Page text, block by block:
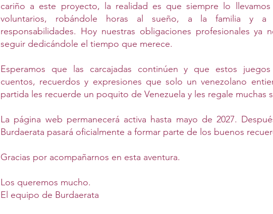
cariño a este proyecto, la realidad es que siempre lo
voluntarios, robándole horas al sueño, a la familia y a
responsabilidades. Hoy nuestras obligaciones profesionales ya
seguir dedicándole el tiempo que merece.
Esperamos que las carcajadas continúen y que estos
cuentos, recuerdos y expresiones que solo un venezolano
partida les recuerde un poquito de Venezuela y les regale muchas
La página web permanecerá activa hasta mayo de 2027.
Burdaerata pasará oficialmente a formar parte de los buenos
Gracias por acompañarnos en esta aventura.
Los queremos mucho.
El equipo de Burdaerata